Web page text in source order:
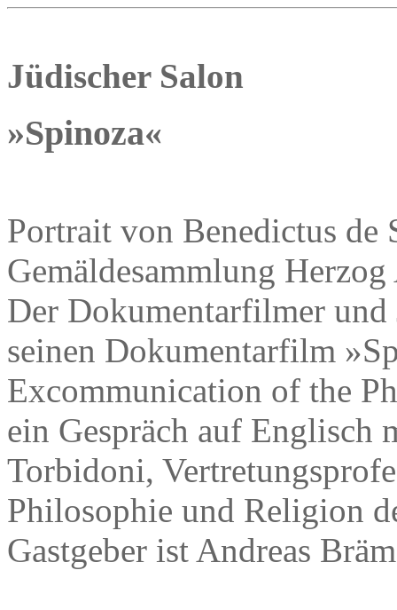
Jüdischer Salon
»Spinoza«
Portrait von Benedictus
Gemäldesammlung
Der Dokumentarfilmer
seinen Dokumentarfilm
Excommunication of the
ein Gespräch auf Englisch
Torbidoni,
Philosophie und Religion
Gastgeber ist Andreas